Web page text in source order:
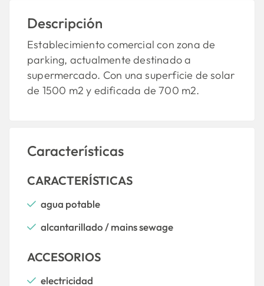
Descripción
Establecimiento comercial con zona de
parking, actualmente destinado a
supermercado. Con una superficie de solar
de 1500 m2 y edificada de 700 m2.
Características
CARACTERÍSTICAS
agua potable
alcantarillado / mains sewage
ACCESORIOS
electricidad